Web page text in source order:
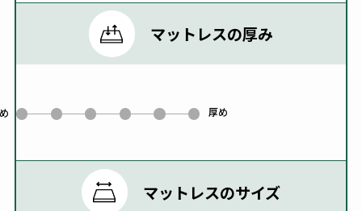
マットレスの厚み
0 1 2 3 4 厚め
5
マットレスのサイズ